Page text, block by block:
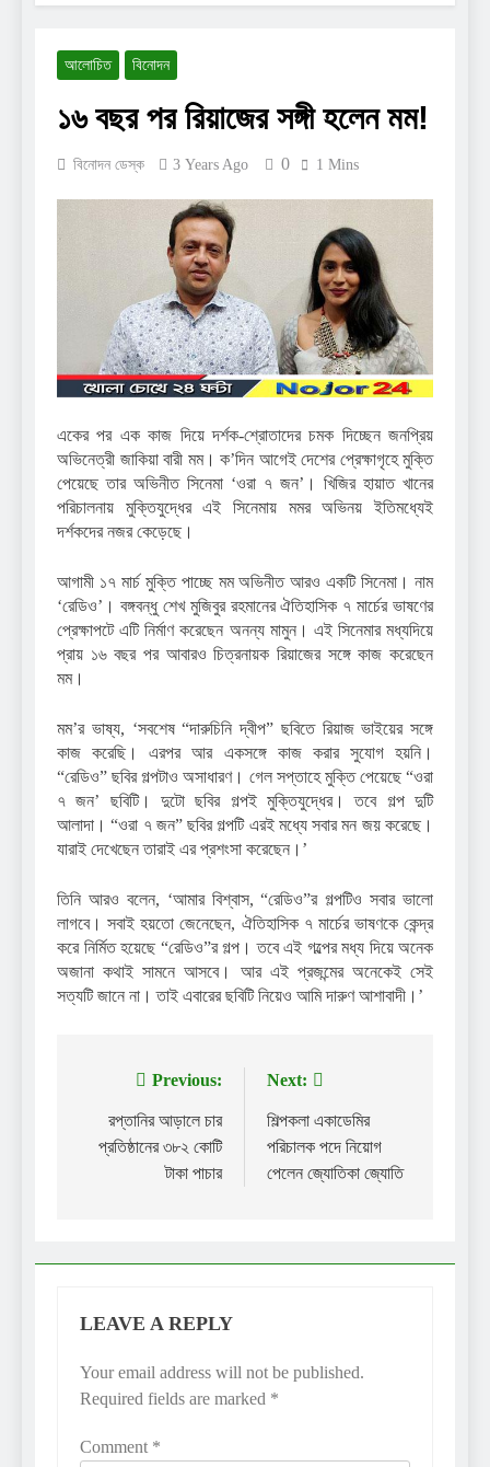
আলোচিত বিনোদন
১৬ বছর পর রিয়াজের সঙ্গী হলেন মম!
বিনোদন ডেস্ক 3 Years Ago 0 1 Mins
একের পর এক কাজ দিয়ে দর্শক-শ্রোতাদের চমক দিচ্ছেন জনপ্রিয়
অভিনেত্রী জাকিয়া বারী মম। ক’দিন আগেই দেশের প্রেক্ষাগৃহে মুক্তি
পেয়েছে তার অভিনীত সিনেমা ‘ওরা ৭ জন’। খিজির হায়াত খানের
পরিচালনায় মুক্তিযুদ্ধের এই সিনেমায় মমর অভিনয় ইতিমধ্যেই
দর্শকদের নজর কেড়েছে।
আগামী ১৭ মার্চ মুক্তি পাচ্ছে মম অভিনীত আরও একটি সিনেমা। নাম
‘রেডিও’। বঙ্গবন্ধু শেখ মুজিবুর রহমানের ঐতিহাসিক ৭ মার্চের ভাষণের
প্রেক্ষাপটে এটি নির্মাণ করেছেন অনন্য মামুন। এই সিনেমার মধ্যদিয়ে
প্রায় ১৬ বছর পর আবারও চিত্রনায়ক রিয়াজের সঙ্গে কাজ করেছেন
মম।
মম’র ভাষ্য, ‘সবশেষ “দারুচিনি দ্বীপ” ছবিতে রিয়াজ ভাইয়ের সঙ্গে
কাজ করেছি। এরপর আর একসঙ্গে কাজ করার সুযোগ হয়নি।
“রেডিও” ছবির গল্পটাও অসাধারণ। গেল সপ্তাহে মুক্তি পেয়েছে “ওরা
৭ জন’ ছবিটি। দুটো ছবির গল্পই মুক্তিযুদ্ধের। তবে গল্প দুটি
আলাদা। “ওরা ৭ জন” ছবির গল্পটি এরই মধ্যে সবার মন জয় করেছে।
যারাই দেখেছেন তারাই এর প্রশংসা করেছেন।’
তিনি আরও বলেন, ‘আমার বিশ্বাস, “রেডিও”র গল্পটিও সবার ভালো
লাগবে। সবাই হয়তো জেনেছেন, ঐতিহাসিক ৭ মার্চের ভাষণকে কেন্দ্র
করে নির্মিত হয়েছে “রেডিও”র গল্প। তবে এই গল্পের মধ্য দিয়ে অনেক
অজানা কথাই সামনে আসবে। আর এই প্রজন্মের অনেকেই সেই
সত্যটি জানে না। তাই এবারের ছবিটি নিয়েও আমি দারুণ আশাবাদী।’
navigation
Previous:
রপ্তানির আড়ালে চার
প্রতিষ্ঠানের ৩৮২ কোটি
টাকা পাচার
Next:
শিল্পকলা একাডেমির
পরিচালক পদে নিয়োগ
পেলেন জ্যোতিকা জ্যোতি
LEAVE A REPLY
Your email address will not be published.
Required fields are marked *
Comment *